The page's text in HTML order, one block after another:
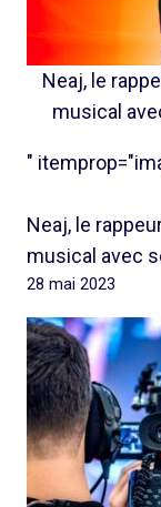
Neaj, le
musical
"
Neaj, le
musical avec
28 mai 2023